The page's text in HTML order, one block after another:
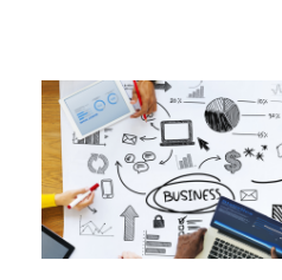
CONTACT
정부지원사업